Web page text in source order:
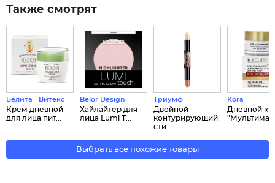
Также смотрят
Белита - Витекс
Крем дневной
для лица пит...
Belor Design
Хайлайтер для
лица Lumi T...
Триумф
Двойной
контурирующий
сти...
Kora
Дневной
Выбрать все похожие товары